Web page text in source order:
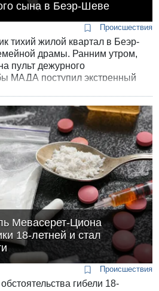
сына в Беэр-Шеве
Происшествия
тихий жилой квартал в Беэр-
драмы. Ранним утром,
пульт дежурного
МАДА поступил экстренный
Мевасерет-Циона
18-летней и стал
Происшествия
гибели 18-